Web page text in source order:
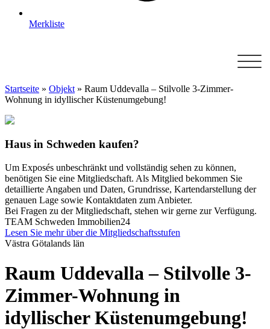
Merkliste
Startseite » Objekt » Raum Uddevalla – Stilvolle 3-Zimmer-
Wohnung in idyllischer Küstenumgebung!
Haus in Schweden kaufen?
Um Exposés unbeschränkt und vollständig sehen zu können,
benötigen Sie eine Mitgliedschaft. Als Mitglied bekommen Sie
detaillierte Angaben und Daten, Grundrisse, Kartendarstellung der
genauen Lage sowie Kontaktdaten zum Anbieter.
Bei Fragen zu der Mitgliedschaft, stehen wir gerne zur Verfügung.
TEAM Schweden Immobilien24
Lesen Sie mehr über die Mitgliedschaftsstufen
Västra Götalands län
Raum Uddevalla – Stilvolle 3-
Zimmer-Wohnung in
idyllischer Küstenumgebung!